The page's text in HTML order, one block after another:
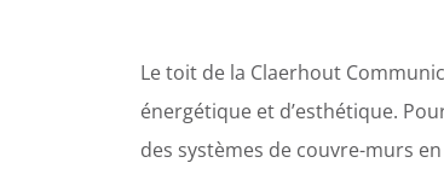
Le toit de la Claerhout
énergétique et d’esthétique.
des systèmes de couvre-murs